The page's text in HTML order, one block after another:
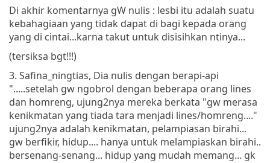
Di akhir komentarnya gW nulis : lesbi itu adalah suatu
kebahagiaan yang tidak dapat di bagi kepada orang
yang di cintai...karna takut untuk disisihkan ntinya...
(tersiksa bgt!!!)
3. Safina_ningtias, Dia nulis dengan berapi-api
".....setelah gw ngobrol dengan beberapa orang lines
dan homreng, ujung2nya mereka berkata "gw merasa
kenikmatan yang tiada tara menjadi lines/homreng...."
ujung2nya adalah kenikmatan, pelampiasan birahi...
gw berfikir, hidup.... hanya untuk melampiaskan birahi..
bersenang-senang... hidup yang mudah memang... gk